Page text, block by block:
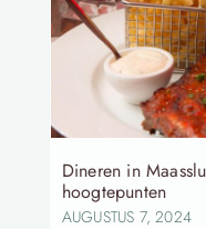
Dineren in
hoogtepunten
AUGUSTUS 7, 2024